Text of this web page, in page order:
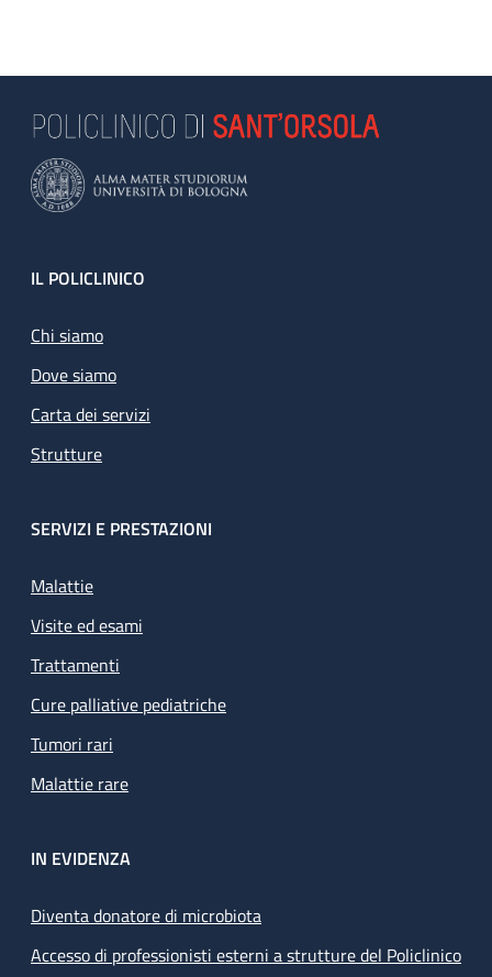
Footer
IL POLICLINICO
Chi siamo
Dove siamo
Carta dei servizi
Strutture
SERVIZI E PRESTAZIONI
Malattie
Visite ed esami
Trattamenti
Cure palliative pediatriche
Tumori rari
Malattie rare
IN EVIDENZA
Diventa donatore di microbiota
Accesso di professionisti esterni a strutture del Policlinico